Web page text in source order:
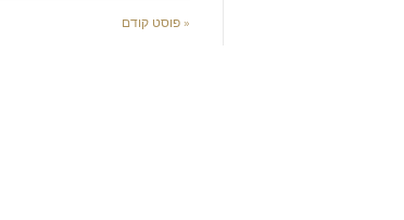
« פוסט קודם